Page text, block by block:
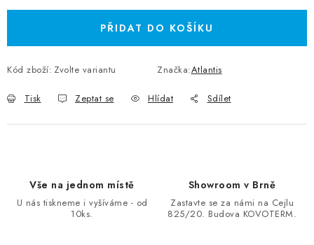
PŘIDAT DO KOŠÍKU
Kód zboží: Zvolte variantu Značka:Atlantis
Tisk Zeptat se Hlídat Sdílet
Vše na jednom místě
U nás tiskneme i vyšíváme - od
10ks.
Showroom v Brně
Zastavte se za námi na Cejlu
825/20. Budova KOVOTERM.